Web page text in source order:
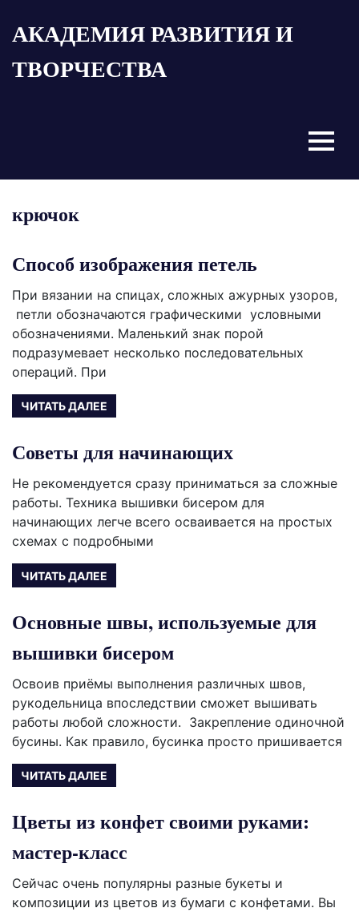
АКАДЕМИЯ РАЗВИТИЯ И
ТВОРЧЕСТВА
Menu
крючок
Способ изображения петель
При вязании на спицах, сложных ажурных узоров,
петли обозначаются графическими условными
обозначениями. Маленький знак порой
подразумевает несколько последовательных
операций. При
ЧИТАТЬ ДАЛЕЕ
Советы для начинающих
Не рекомендуется сразу приниматься за сложные
работы. Техника вышивки бисером для
начинающих легче всего осваивается на простых
схемах с подробными
ЧИТАТЬ ДАЛЕЕ
Основные швы, используемые для
вышивки бисером
Освоив приёмы выполнения различных швов,
рукодельница впоследствии сможет вышивать
работы любой сложности. Закрепление одиночной
бусины. Как правило, бусинка просто пришивается
ЧИТАТЬ ДАЛЕЕ
Цветы из конфет своими руками:
мастер-класс
Сейчас очень популярны разные букеты и
композиции из цветов из бумаги с конфетами. Вы